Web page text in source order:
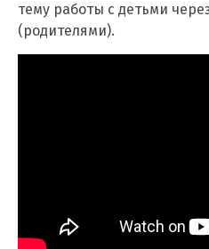
тему работы с детьми
(родителями).